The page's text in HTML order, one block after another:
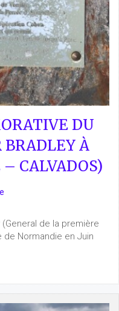
DU
À
CALVADOS)
de la première
de Normandie en Juin